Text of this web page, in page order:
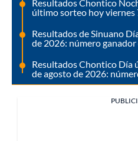
Resultados Chontico
último sorteo hoy viernes
Resultados de Sinuano
de 2026: número
Resultados Chontico Día
de agosto de 2026: